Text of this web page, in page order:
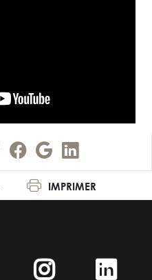
IMPRIMER